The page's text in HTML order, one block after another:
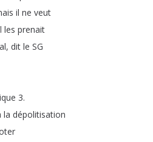
il ne veut
les prenait
, dit le SG
3.
la dépolitisation